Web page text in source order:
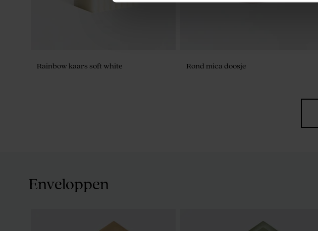
Rainbow kaars soft white Rond mica doosje
Enveloppen